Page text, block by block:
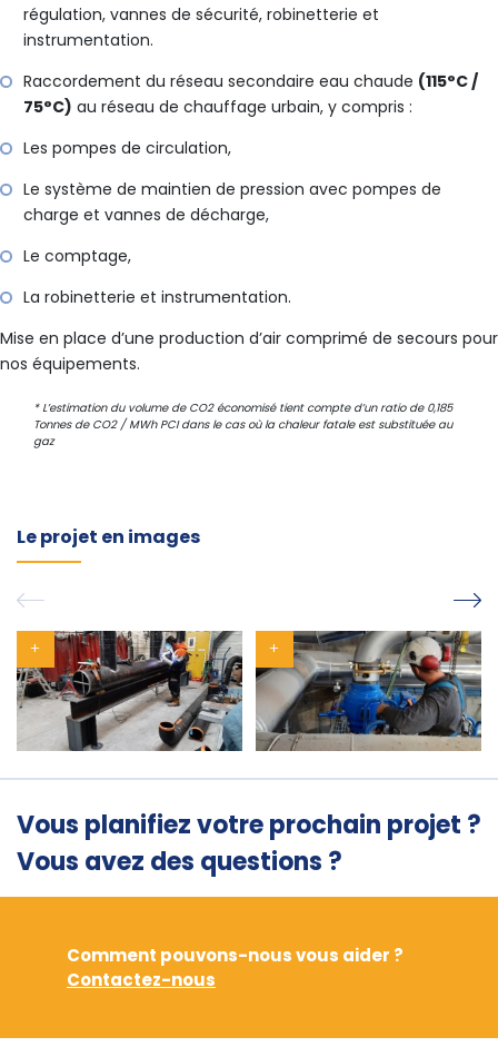
régulation, vannes de sécurité, robinetterie et
instrumentation.
Raccordement du réseau secondaire eau chaude (115°C /
75°C) au réseau de chauffage urbain, y compris :
Les pompes de circulation,
Le système de maintien de pression avec pompes de
charge et vannes de décharge,
Le comptage,
La robinetterie et instrumentation.
Mise en place d’une production d’air comprimé de secours pour
nos équipements.
* L’estimation du volume de CO2 économisé tient compte d’un ratio de 0,185
Tonnes de CO2 / MWh PCI dans le cas où la chaleur fatale est substituée au
gaz
Le projet en images
Vous planifiez votre prochain projet ?
Vous avez des questions ?
Comment pouvons-nous vous aider ?
Contactez-nous